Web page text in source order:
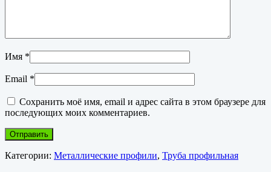
Имя *
Email *
Сохранить моё имя, email и адрес сайта в этом браузере для
последующих моих комментариев.
Категории: Металлические профили, Труба профильная